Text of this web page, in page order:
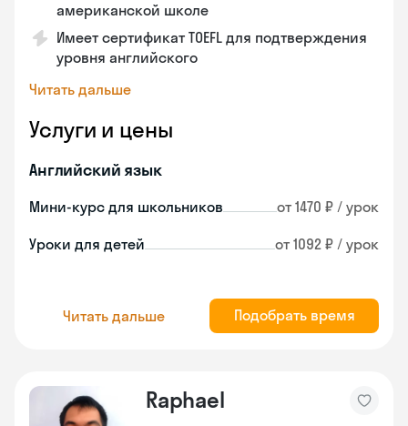
американской школе
Имеет сертификат TOEFL для подтверждения
уровня английского
Читать дальше
Услуги и цены
Английский язык
Мини-курс для школьников от 1470 ₽ / урок
Уроки для детей от 1092 ₽ / урок
Читать дальше Подобрать время
Raphael